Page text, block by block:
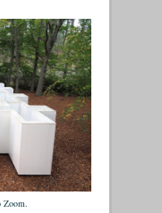
Zoom.